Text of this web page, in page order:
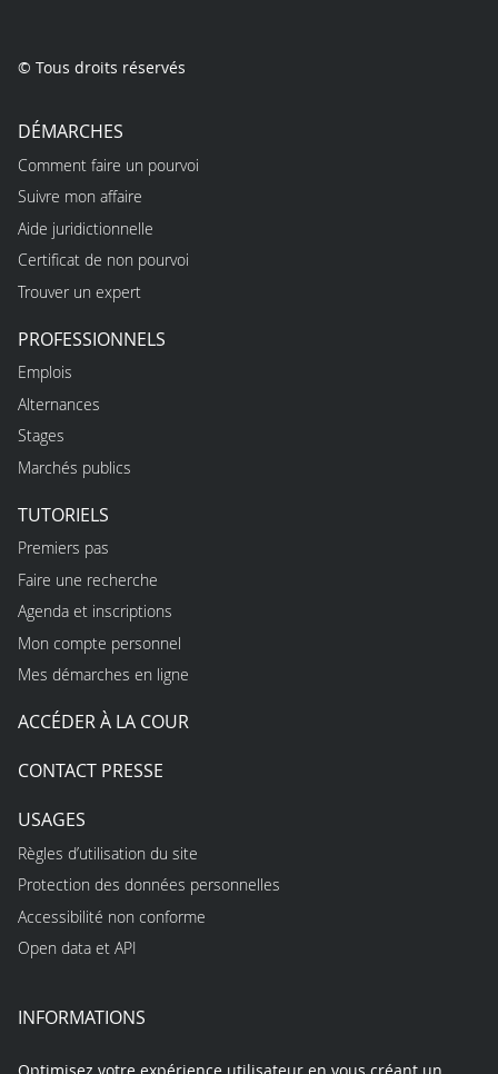
© Tous droits réservés
DÉMARCHES
Comment faire un pourvoi
Suivre mon affaire
Aide juridictionnelle
Certificat de non pourvoi
Trouver un expert
PROFESSIONNELS
Emplois
Alternances
Stages
Marchés publics
TUTORIELS
Premiers pas
Faire une recherche
Agenda et inscriptions
Mon compte personnel
Mes démarches en ligne
ACCÉDER À LA COUR
CONTACT PRESSE
USAGES
Règles d’utilisation du site
Protection des données personnelles
Accessibilité non conforme
Open data et API
INFORMATIONS